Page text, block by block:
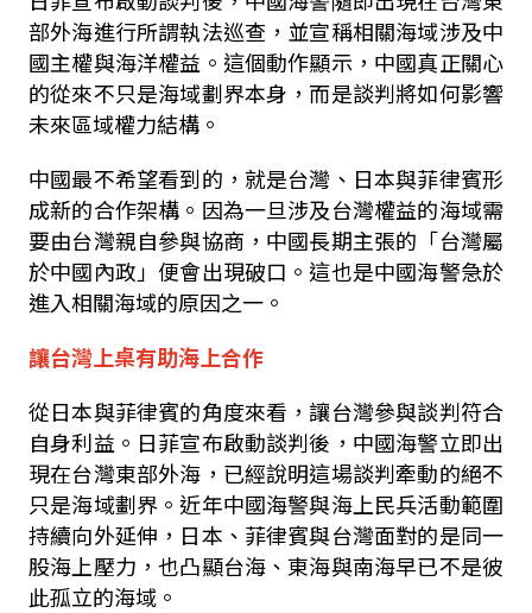
部外海進行所謂執法巡查，並宣稱相關海域涉及中
國主權與海洋權益。這個動作顯示，中國真正關心
的從來不只是海域劃界本身，而是談判將如何影響
未來區域權力結構。
中國最不希望看到的，就是台灣、日本與菲律賓形
成新的合作架構。因為一旦涉及台灣權益的海域需
要由台灣親自參與協商，中國長期主張的「台灣屬
於中國內政」便會出現破口。這也是中國海警急於
進入相關海域的原因之一。
讓台灣上桌有助海上合作
從日本與菲律賓的角度來看，讓台灣參與談判符合
自身利益。日菲宣布啟動談判後，中國海警立即出
現在台灣東部外海，已經說明這場談判牽動的絕不
只是海域劃界。近年中國海警與海上民兵活動範圍
持續向外延伸，日本、菲律賓與台灣面對的是同一
股海上壓力，也凸顯台海、東海與南海早已不是彼
此孤立的海域。